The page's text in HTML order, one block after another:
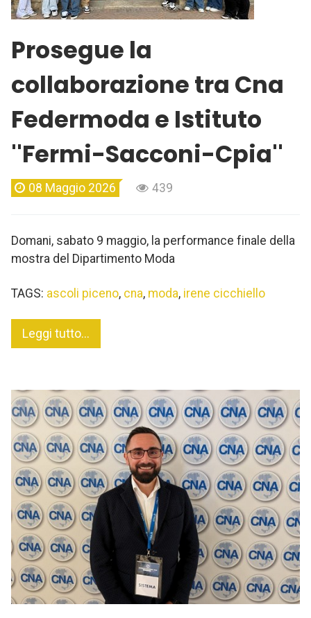
Prosegue la
collaborazione tra Cna
Federmoda e Istituto
''Fermi-Sacconi-Cpia''
08 Maggio 2026 439
Domani, sabato 9 maggio, la performance finale della
mostra del Dipartimento Moda
TAGS: ascoli piceno, cna, moda, irene cicchiello
Leggi tutto...